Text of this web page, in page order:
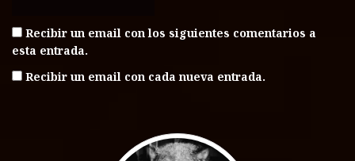
Recibir un email con los siguientes comentarios a
esta entrada.
Recibir un email con cada nueva entrada.